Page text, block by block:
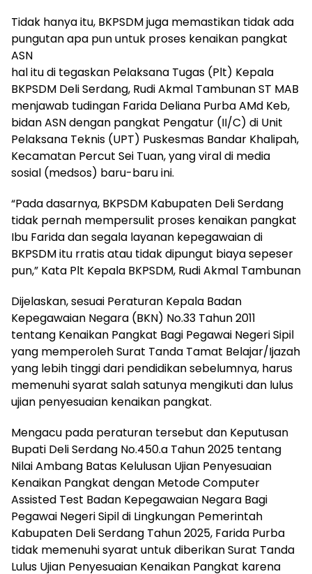
Tidak hanya itu, BKPSDM juga memastikan tidak ada
pungutan apa pun untuk proses kenaikan pangkat
ASN
hal itu di tegaskan Pelaksana Tugas (Plt) Kepala
BKPSDM Deli Serdang, Rudi Akmal Tambunan ST MAB
menjawab tudingan Farida Deliana Purba AMd Keb,
bidan ASN dengan pangkat Pengatur (II/C) di Unit
Pelaksana Teknis (UPT) Puskesmas Bandar Khalipah,
Kecamatan Percut Sei Tuan, yang viral di media
sosial (medsos) baru-baru ini.
“Pada dasarnya, BKPSDM Kabupaten Deli Serdang
tidak pernah mempersulit proses kenaikan pangkat
Ibu Farida dan segala layanan kepegawaian di
BKPSDM itu rratis atau tidak dipungut biaya sepeser
pun,” Kata Plt Kepala BKPSDM, Rudi Akmal Tambunan
Dijelaskan, sesuai Peraturan Kepala Badan
Kepegawaian Negara (BKN) No.33 Tahun 2011
tentang Kenaikan Pangkat Bagi Pegawai Negeri Sipil
yang memperoleh Surat Tanda Tamat Belajar/Ijazah
yang lebih tinggi dari pendidikan sebelumnya, harus
memenuhi syarat salah satunya mengikuti dan lulus
ujian penyesuaian kenaikan pangkat.
Mengacu pada peraturan tersebut dan Keputusan
Bupati Deli Serdang No.450.a Tahun 2025 tentang
Nilai Ambang Batas Kelulusan Ujian Penyesuaian
Kenaikan Pangkat dengan Metode Computer
Assisted Test Badan Kepegawaian Negara Bagi
Pegawai Negeri Sipil di Lingkungan Pemerintah
Kabupaten Deli Serdang Tahun 2025, Farida Purba
tidak memenuhi syarat untuk diberikan Surat Tanda
Lulus Ujian Penyesuaian Kenaikan Pangkat karena